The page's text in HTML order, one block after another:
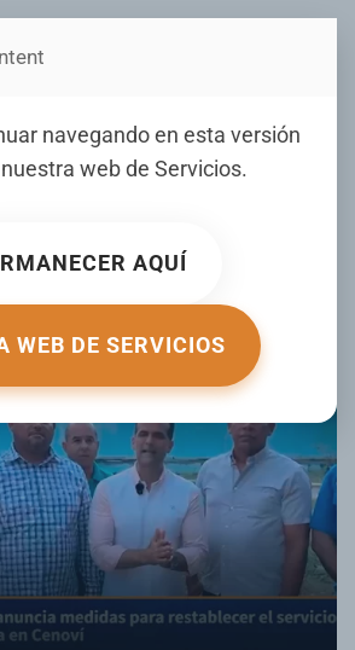
Telenord Medios
navegando en esta versión
web de Servicios.
AQUÍ
WEB DE SERVICIOS
medidas
el servicio
TELENORD EL11 JUNIO 2026